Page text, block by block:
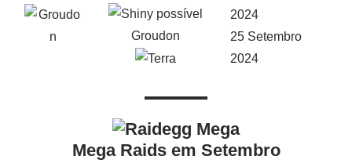
Groudon
2024
25 Setembro
2024
Mega Raids em Setembro